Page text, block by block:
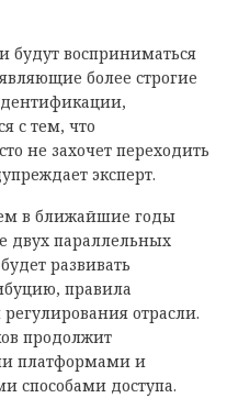
будут восприниматься
более строгие
с тем, что
не захочет переходить
эксперт.
в ближайшие годы
двух параллельных
развивать
правила
отрасли.
продолжит
платформами и
способами доступа.